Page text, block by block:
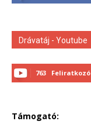
Drávatáj - Youtube
763 Feliratkozó
Támogató: